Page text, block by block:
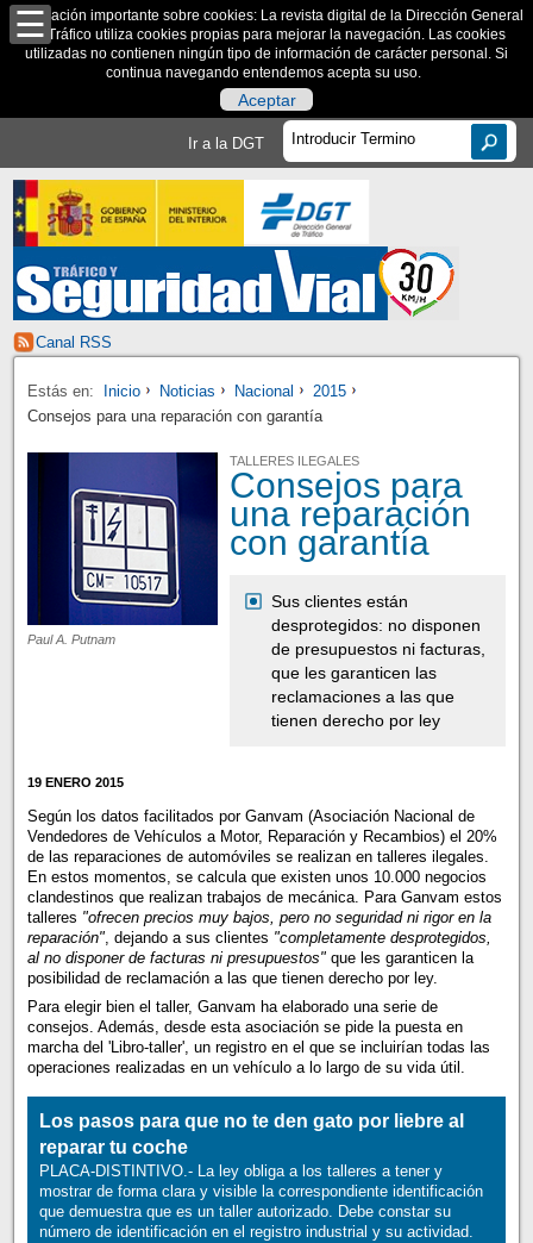
Información importante sobre cookies: La revista digital de la Dirección General
de Tráfico utiliza cookies propias para mejorar la navegación. Las cookies
utilizadas no contienen ningún tipo de información de carácter personal. Si
continua navegando entendemos acepta su uso.
Aceptar
Ir a la DGT
Canal RSS
Estás en: Inicio Noticias Nacional
2015
Consejos para una reparación con garantía
Paul A. Putnam
TALLERES ILEGALES
Consejos para
una reparación
con garantía
Sus clientes están
desprotegidos: no disponen
de presupuestos ni facturas,
que les garanticen las
reclamaciones a las que
tienen derecho por ley
19 ENERO 2015
Según los datos facilitados por Ganvam (Asociación Nacional de
Vendedores de Vehículos a Motor, Reparación y Recambios) el 20%
de las reparaciones de automóviles se realizan en talleres ilegales.
En estos momentos, se calcula que existen unos 10.000 negocios
clandestinos que realizan trabajos de mecánica. Para Ganvam estos
talleres "ofrecen precios muy bajos, pero no seguridad ni rigor en la
reparación", dejando a sus clientes "completamente desprotegidos,
al no disponer de facturas ni presupuestos"que les garanticen la
posibilidad de reclamación a las que tienen derecho por ley.
Para elegir bien el taller, Ganvam ha elaborado una serie de
consejos. Además, desde esta asociación se pide la puesta en
marcha del 'Libro-taller', un registro en el que se incluirían todas las
operaciones realizadas en un vehículo a lo largo de su vida útil.
Los pasos para que no te den gato por liebre al
reparar tu coche
PLACA-DISTINTIVO.- La ley obliga a los talleres a tener y
mostrar de forma clara y visible la correspondiente identificación
que demuestra que es un taller autorizado. Debe constar su
número de identificación en el registro industrial y su actividad.